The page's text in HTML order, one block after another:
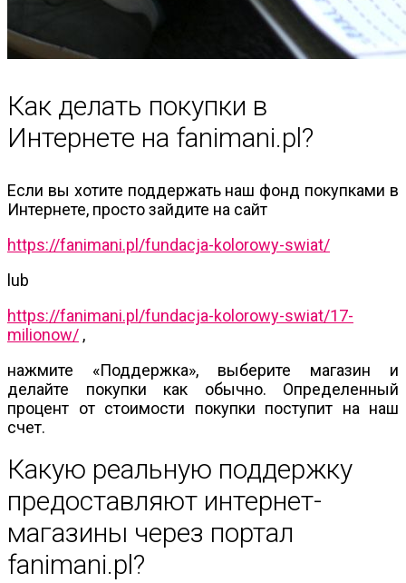
Как делать покупки в
Интернете на fanimani.pl?
Если вы хотите поддержать наш фонд покупками в
Интернете, просто зайдите на сайт
https://fanimani.pl/fundacja-kolorowy-swiat/
lub
https://fanimani.pl/fundacja-kolorowy-swiat/17-
milionow/ ,
нажмите «Поддержка», выберите магазин и
делайте покупки как обычно. Определенный
процент от стоимости покупки поступит на наш
счет.
Какую реальную поддержку
предоставляют интернет-
магазины через портал
fanimani.pl?